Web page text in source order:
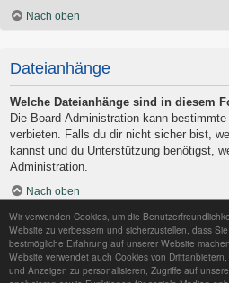
Wir verwenden Cookies, um die
Website zu verbessern und sicherzustellen, dass
bestmögliche Erfahrung auf unserer Website
Website verwendet auch Cookies von
und Anzeigen zu personalisieren, Zugriffe auf
Nach oben
Dateianhänge
Welche Dateianhänge sind in diesem
Die Board-Administration kann
verbieten. Falls du dir nicht sicher bist,
kannst und du Unterstützung benötigst,
Administration.
Nach oben
Kann ich eine Übersicht all meiner
Um eine Liste all deiner Dateianhänge zu
persönlichen Bereich. Dort findest du
„Dateianhänge verwalten“, über den du